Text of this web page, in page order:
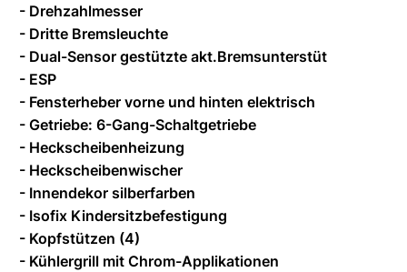
- Drehzahlmesser
- Dritte Bremsleuchte
- Dual-Sensor gestützte akt.Bremsunterstüt
- ESP
- Fensterheber vorne und hinten elektrisch
- Getriebe: 6-Gang-Schaltgetriebe
- Heckscheibenheizung
- Heckscheibenwischer
- Innendekor silberfarben
- Isofix Kindersitzbefestigung
- Kopfstützen (4)
- Kühlergrill mit Chrom-Applikationen